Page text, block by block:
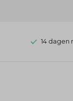
14 dagen